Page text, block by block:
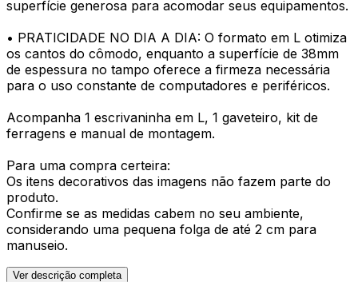
superfície generosa para acomodar seus equipamentos.
• PRATICIDADE NO DIA A DIA: O formato em L otimiza
os cantos do cômodo, enquanto a superfície de 38mm
de espessura no tampo oferece a firmeza necessária
para o uso constante de computadores e periféricos.
Acompanha 1 escrivaninha em L, 1 gaveteiro, kit de
ferragens e manual de montagem.
Para uma compra certeira:
Os itens decorativos das imagens não fazem parte do
produto.
Confirme se as medidas cabem no seu ambiente,
considerando uma pequena folga de até 2 cm para
manuseio.
Ver descrição completa